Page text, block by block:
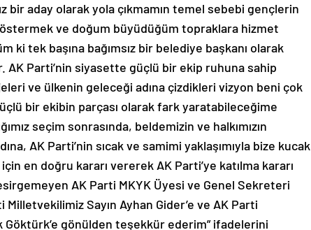
bir aday olarak yola çıkmamın temel sebebi gençlerin
ve doğum büyüdüğüm topraklara hizmet
tek başına bağımsız bir belediye başkanı olarak
Parti’nin siyasette güçlü bir ekip ruhuna sahip
ve ülkenin geleceği adına çizdikleri vizyon beni çok
bir ekibin parçası olarak fark yaratabileceğime
seçim sonrasında, beldemizin ve halkımızın
AK Parti’nin sıcak ve samimi yaklaşımıyla bize kucak
en doğru kararı vererek AK Parti’ye katılma kararı
AK Parti MKYK Üyesi ve Genel Sekreteri
Milletvekilimiz Sayın Ayhan Gider’e ve AK Parti
Göktürk’e gönülden teşekkür ederim” ifadelerini